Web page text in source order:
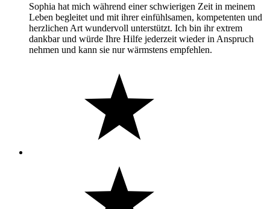
Sophia hat mich während einer schwierigen Zeit in meinem
Leben begleitet und mit ihrer einfühlsamen, kompetenten und
herzlichen Art wundervoll unterstützt. Ich bin ihr extrem
dankbar und würde Ihre Hilfe jederzeit wieder in Anspruch
nehmen und kann sie nur wärmstens empfehlen.